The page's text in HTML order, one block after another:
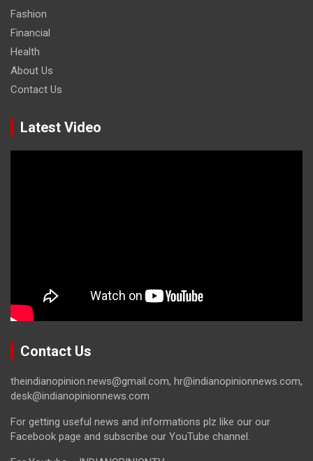
Fashion
Financial
Health
About Us
Contact Us
Latest Video
Contact Us
theindianopinion.news@gmail.com, hr@indianopinionnews.com,
desk@indianopinionnews.com
For getting useful news and informations plz like our our
Facebook page and subscribe our YouTube channel.